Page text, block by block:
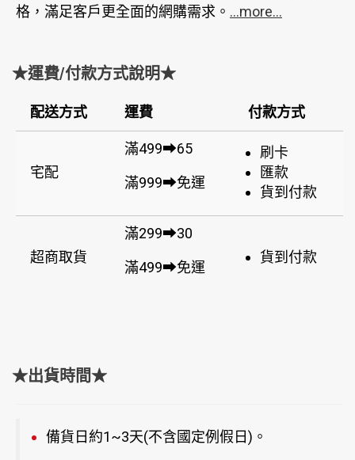
格，滿足客戶更全面的網購需求。 ...more...
★運費/付款方式說明★
配送方式 運費 付款方式
宅配
滿499➡65
滿999➡免運
刷卡
匯款
貨到付款
超商取貨
滿299➡30
滿499➡免運
貨到付款
★出貨時間★
備貨日約1~3天(不含國定例假日)。